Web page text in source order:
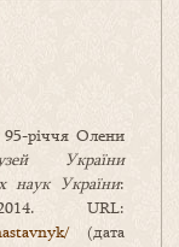
річчя Олени
України
наук України:
URL:
(дата